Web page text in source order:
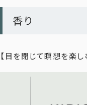
香り
【目を閉じて瞑想を楽し